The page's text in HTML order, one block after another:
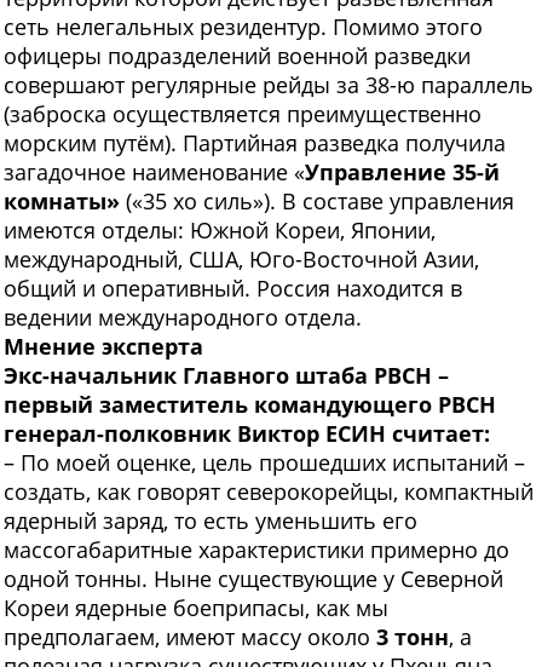
сеть нелегальных резидентур. Помимо этого
офицеры подразделений военной разведки
совершают регулярные рейды за 38-ю параллель
(заброска осуществляется преимущественно
морским путём). Партийная разведка получила
загадочное наименование «Управление 35-й
комнаты» («35 хо силь»). В составе управления
имеются отделы: Южной Кореи, Японии,
международный, США, Юго-Восточной Азии,
общий и оперативный. Россия находится в
ведении международного отдела.
Мнение эксперта
Экс-начальник Главного штаба РВСН –
первый заместитель командующего РВСН
генерал-полковник Виктор ЕCИН считает:
– По моей оценке, цель прошедших испытаний –
создать, как говорят северокорейцы, компактный
ядерный заряд, то есть уменьшить его
массогабаритные характеристики примерно до
одной тонны. Ныне существующие у Северной
Кореи ядерные боеприпасы, как мы
предполагаем, имеют массу около 3 тонн, а